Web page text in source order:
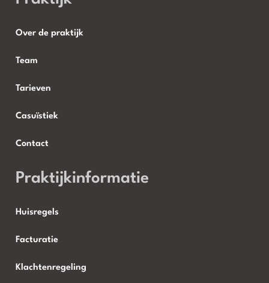
Over de praktijk
Team
Tarieven
Casuïstiek
Contact
Praktijkinformatie
Huisregels
Facturatie
Klachtenregeling